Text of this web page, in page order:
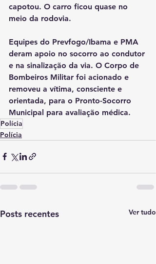
capotou. O carro ficou quase no
meio da rodovia.
Equipes do Prevfogo/Ibama e PMA
deram apoio no socorro ao condutor
e na sinalização da via. O Corpo de
Bombeiros Militar foi acionado e
removeu a vítima, consciente e
orientada, para o Pronto-Socorro
Municipal para avaliação médica.
Polícia
Polícia
Posts recentes Ver tudo